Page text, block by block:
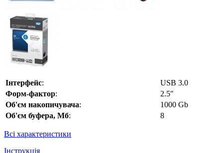
Інтерфейс:
USB 3.0
Форм-фактор:
2.5"
Об'єм накопичувача:
1000 Gb
Об'єм буфера, Мб: 8
Всі характеристики
Інструкція